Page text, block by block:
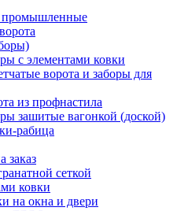
промышленные
с элементами ковки
ворота и заборы для
из профнастила
зашитые вагонкой (доской)
рабица
заказ
сеткой
ковки
на окна и двери